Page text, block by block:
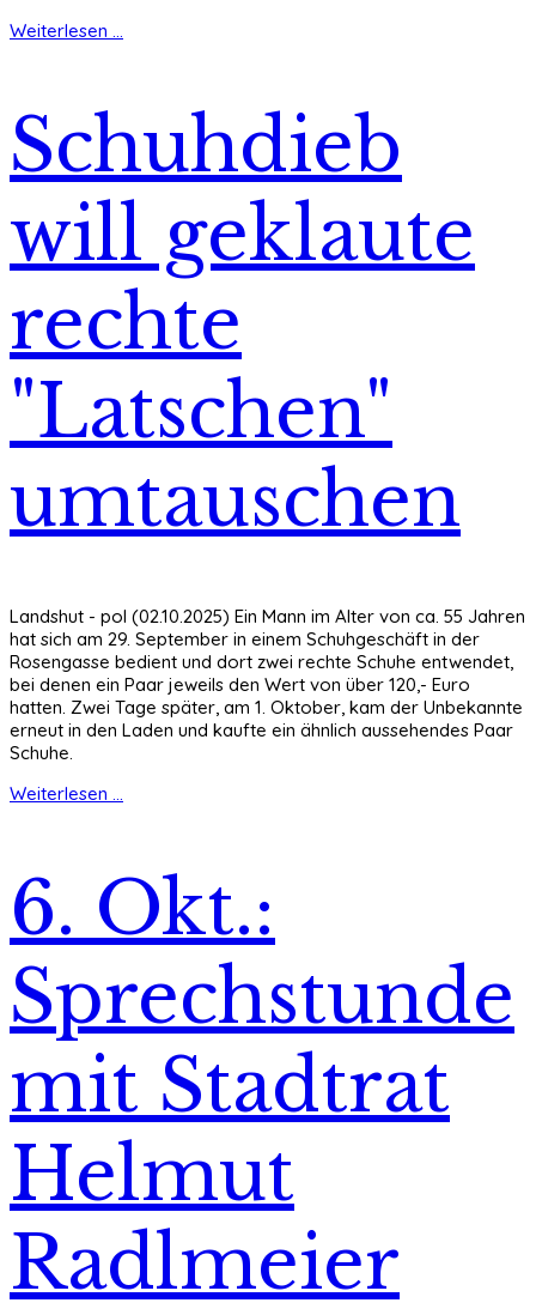
Weiterlesen ...
Schuhdieb
will geklaute
rechte
"Latschen"
umtauschen
Landshut - pol (02.10.2025) Ein Mann im Alter von ca. 55 Jahren
hat sich am 29. September in einem Schuhgeschäft in der
Rosengasse bedient und dort zwei rechte Schuhe entwendet,
bei denen ein Paar jeweils den Wert von über 120,- Euro
hatten. Zwei Tage später, am 1. Oktober, kam der Unbekannte
erneut in den Laden und kaufte ein ähnlich aussehendes Paar
Schuhe.
Weiterlesen ...
6. Okt.:
Sprechstunde
mit Stadtrat
Helmut
Radlmeier